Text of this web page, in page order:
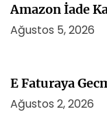
Amazon İade
Ağustos 5, 2026
E Faturaya
Ağustos 2, 2026